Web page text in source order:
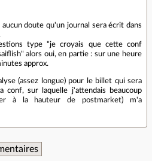
doute qu'un journal sera écrit dans
type "je croyais que cette conf
alors oui, en partie : sur une heure
approx.
(assez longue) pour le billet qui sera
conf, sur laquelle j'attendais beaucoup
à la hauteur de postmarket) m'a